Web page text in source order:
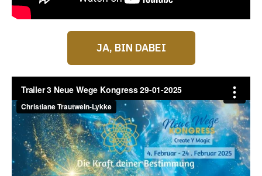
JA, BIN DABEI